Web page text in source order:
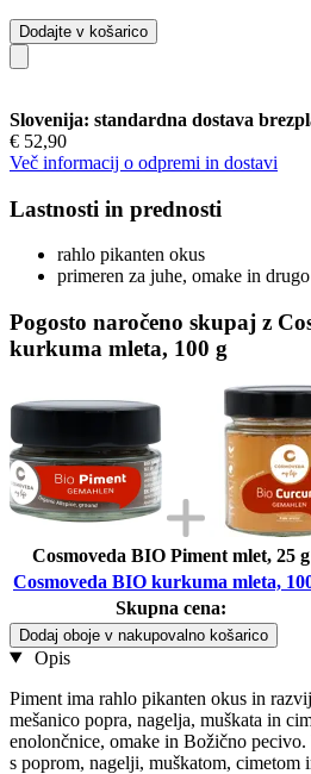
Dodajte v košarico
Slovenija: standardna dostava
€ 52,90
Več informacij o odpremi in dostavi
Lastnosti in prednosti
rahlo pikanten okus
primeren za juhe, omake in drugo
Pogosto naročeno skupaj z
kurkuma mleta, 100 g
Cosmoveda BIO Piment mlet, 25 g
Cosmoveda BIO kurkuma mleta,
Skupna cena:
Dodaj oboje v nakupovalno košarico
Opis
Piment ima rahlo pikanten okus in
mešanico popra, nagelja, muškata in
enolončnice, omake in Božično
s poprom, nagelji, muškatom, cimetom